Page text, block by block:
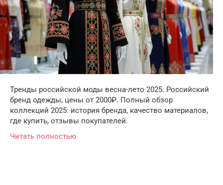
Тренды российской моды весна-лето 2025. Российский
бренд одежды, цены от 2000₽. Полный обзор
коллекций 2025: история бренда, качество материалов,
где купить, отзывы покупателей.
Читать полностью